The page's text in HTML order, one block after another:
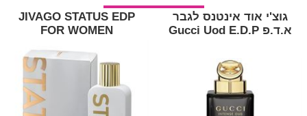
גוצ'י אוד אינטנס לגבר
א.ד.פ Gucci Uod E.D.P
JIVAGO STATUS EDP
FOR WOMEN